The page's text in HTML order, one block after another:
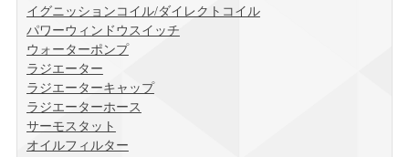
イグニッションコイル/ダイレクトコイル
パワーウィンドウスイッチ
ウォーターポンプ
ラジエーター
ラジエーターキャップ
ラジエーターホース
サーモスタット
オイルフィルター